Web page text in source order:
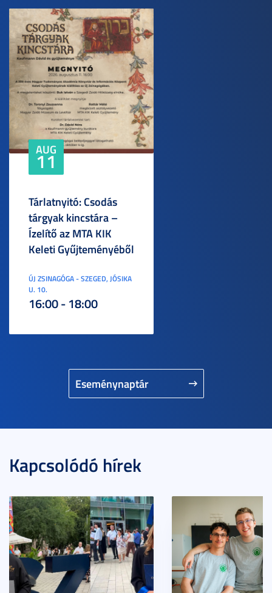
Eseménynaptár
AUG
11
Tárlatnyitó: Csodás
tárgyak kincstára –
Ízelítő az MTA KIK
Keleti Gyűjteményéből
ÚJ ZSINAGÓGA - SZEGED, JÓSIKA
U. 10.
16:00 - 18:00
Kapcsolódó hírek